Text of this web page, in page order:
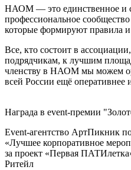
НАОМ — это единственное и
профессиональное
которые формируют правила
Все, кто состоит в
подрядчикам, к лучшим
членству в НАОМ мы можем
всей России ещё оперативнее
Награда в event-премии
Event-агентство АртПикник
«Лучшее корпоративное
за проект «Первая
Ритейл